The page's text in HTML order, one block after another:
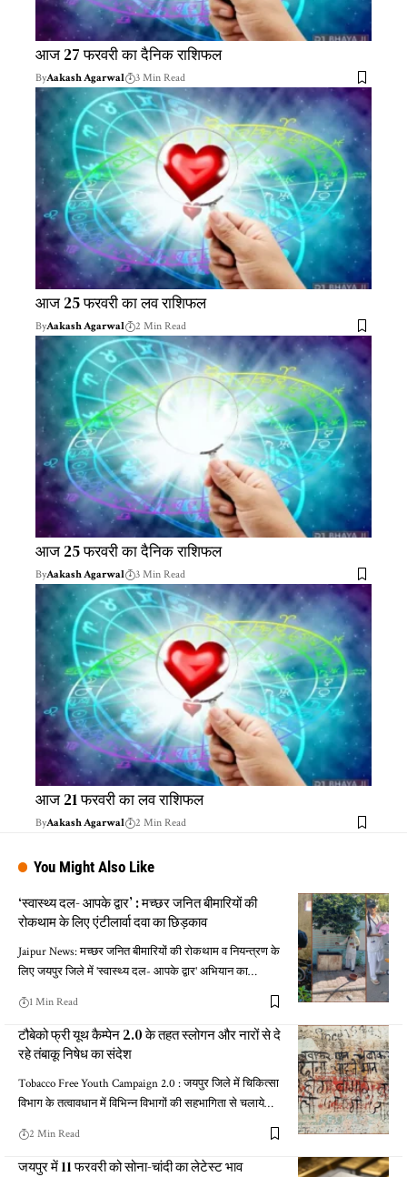
आज 27 फरवरी का दैनिक राशिफल
ByAakash Agarwal 3 Min Read
आज 25 फरवरी का लव राशिफल
ByAakash Agarwal 2 Min Read
आज 25 फरवरी का दैनिक राशिफल
ByAakash Agarwal 3 Min Read
आज 21 फरवरी का लव राशिफल
ByAakash Agarwal 2 Min Read
You Might Also Like
‘स्वास्थ्य दल- आपके द्वार’ : मच्छर जनित बीमारियों की
रोकथाम के लिए एंटीलार्वा दवा का छिड़काव
Jaipur News: मच्छर जनित बीमारियों की रोकथाम व नियन्त्रण के
लिए जयपुर जिले में 'स्वास्थ्य दल- आपके द्वार' अभियान का…
1 Min Read
टौबेको फ्री यूथ कैम्पेन 2.0 के तहत स्लोगन और नारों से दे
रहे तंबाकू निषेध का संदेश
Tobacco Free Youth Campaign 2.0 : जयपुर जिले में चिकित्सा
विभाग के तत्वावधान में विभिन्न विभागों की सहभागिता से चलाये…
2 Min Read
जयपुर में 11 फरवरी को सोना-चांदी का लेटेस्ट भाव